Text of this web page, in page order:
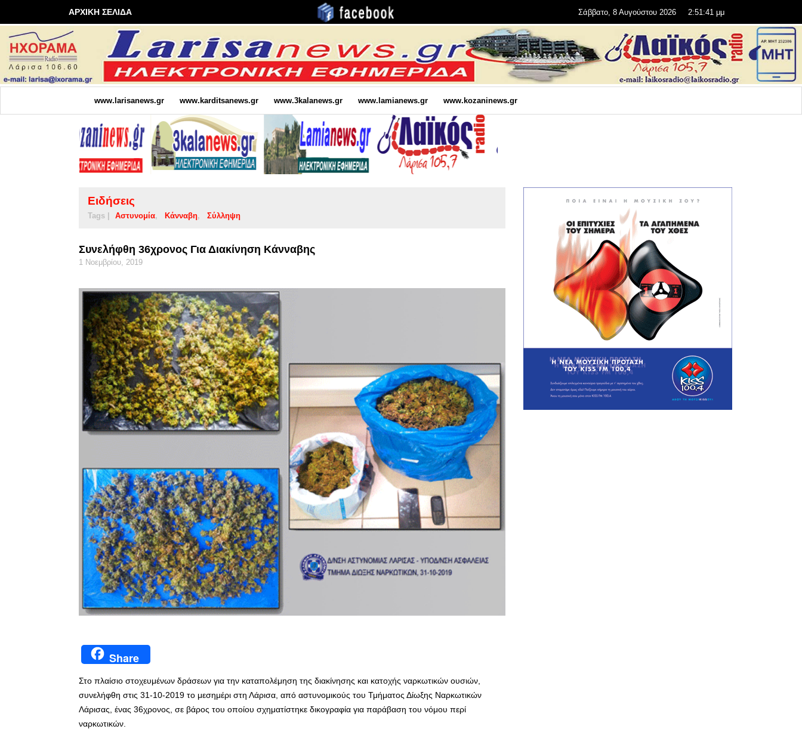
ΑΡΧΙΚΗ ΣΕΛΙΔΑ Σάββατο, 8 Αυγούστου 2026 2:51:41 μμ
www.larisanews.gr www.karditsanews.gr www.3kalanews.gr www.lamianews.gr www.kozaninews.gr
Ειδήσεις
Tags | Αστυνομία Κάνναβη Σύλληψη
Συνελήφθη 36χρονος Για Διακίνηση Κάνναβης
1 Νοεμβρίου, 2019
Share
Στο πλαίσιο στοχευμένων δράσεων για την καταπολέμηση της διακίνησης και κατοχής ναρκωτικών ουσιών,
συνελήφθη στις 31-10-2019 το μεσημέρι στη Λάρισα, από αστυνομικούς του Τμήματος Δίωξης Ναρκωτικών
Λάρισας, ένας 36χρονος, σε βάρος του οποίου σχηματίστηκε δικογραφία για παράβαση του νόμου περί
ναρκωτικών.